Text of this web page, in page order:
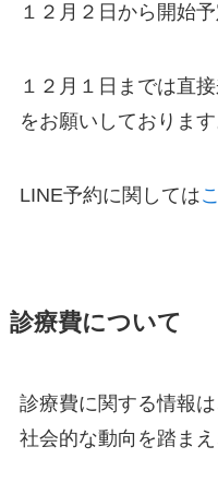
１２月２日から開始予
１２月１日までは直
をお願いしております
LINE予約に関しては
診療費について
診療費に関する情報
社会的な動向を踏まえ